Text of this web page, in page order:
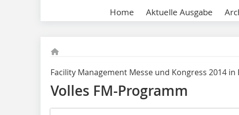
Home Aktuelle Ausgabe
Facility Management Messe und Kongress 2014
Volles FM-Programm